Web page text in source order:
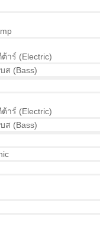
าร์ (Electric)
ส (Bass)
าร์ (Electric)
ส (Bass)